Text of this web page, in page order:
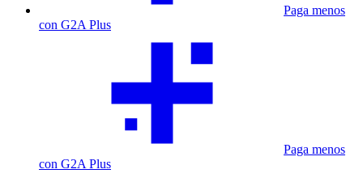
Paga menos
con G2A Plus
Paga menos
con G2A Plus